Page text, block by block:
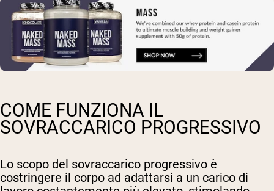
COME FUNZIONA IL
SOVRACCARICO PROGRESSIVO
Lo scopo del sovraccarico progressivo è
costringere il corpo ad adattarsi a un carico di